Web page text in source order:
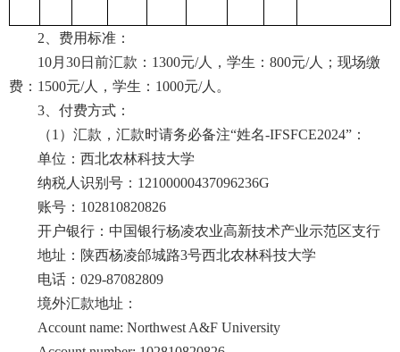
2、费用标准：
10月30日前汇款：1300元/人，学生：800元/人；现场缴
费：1500元/人，学生：1000元/人。
3、付费方式：
（1）汇款，汇款时请务必备注“姓名-IFSFCE2024”：
单位：西北农林科技大学
纳税人识别号：12100000437096236G
账号：102810820826
开户银行：中国银行杨凌农业高新技术产业示范区支行
地址：陕西杨凌邰城路3号西北农林科技大学
电话：029-87082809
境外汇款地址：
Account name: Northwest A&F University